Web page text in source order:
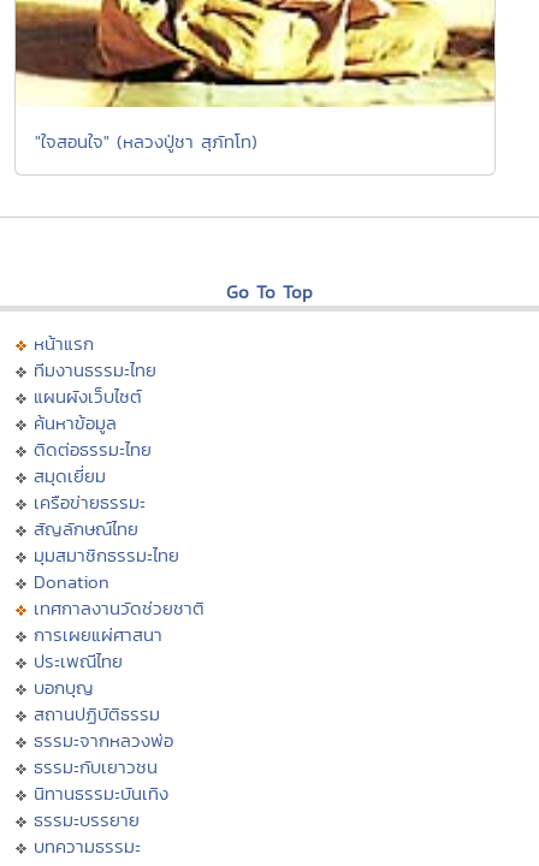
"ใจสอนใจ" (หลวงปู่ชา สุภัทโท)
Go To Top
หน้าแรก
ทีมงานธรรมะไทย
แผนผังเว็บไซต์
ค้นหาข้อมูล
ติดต่อธรรมะไทย
สมุดเยี่ยม
เครือข่ายธรรมะ
สัญลักษณ์ไทย
มุมสมาชิกธรรมะไทย
Donation
เทศกาลงานวัดช่วยชาติ
การเผยแผ่ศาสนา
ประเพณีไทย
บอกบุญ
สถานปฏิบัติธรรม
ธรรมะจากหลวงพ่อ
ธรรมะกับเยาวชน
นิทานธรรมะบันเทิง
ธรรมะบรรยาย
บทความธรรมะ